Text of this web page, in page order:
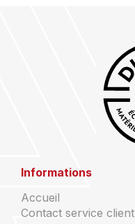
Informations
Accueil
Contact service client